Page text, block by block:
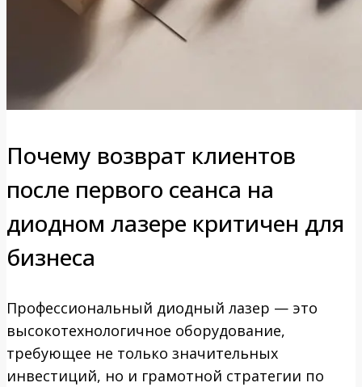
Почему возврат клиентов
после первого сеанса на
диодном лазере критичен для
бизнеса
Профессиональный диодный лазер — это
высокотехнологичное оборудование,
требующее не только значительных
инвестиций, но и грамотной стратегии по